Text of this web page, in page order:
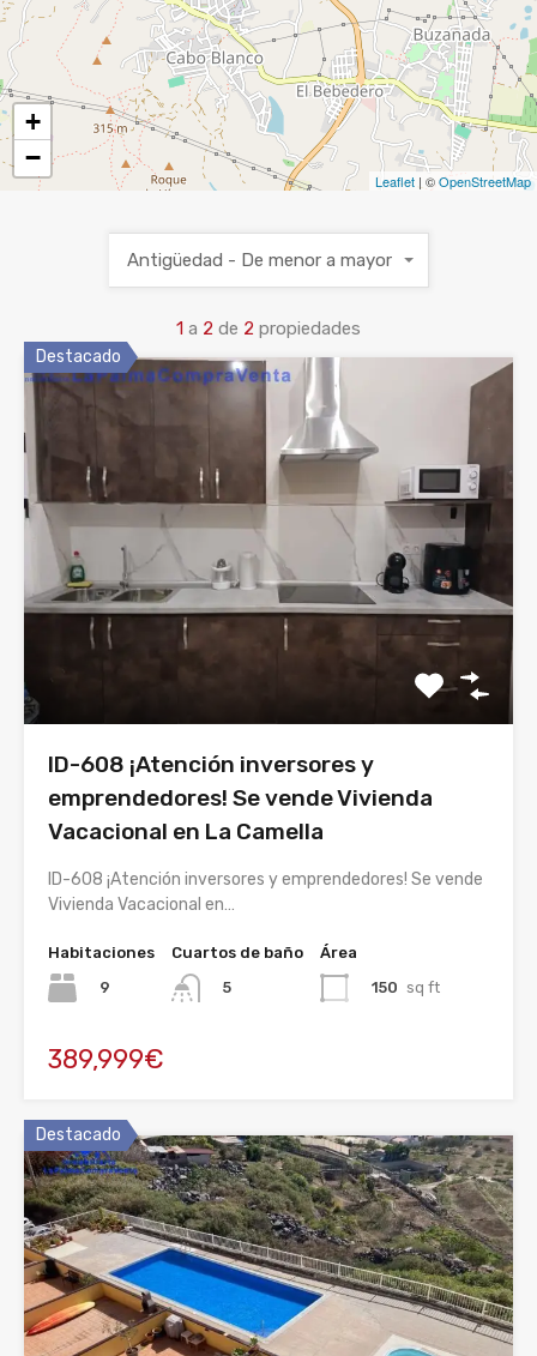
+
−
Leaflet | ©OpenStreetMap
1 a 2 de 2 propiedades
Antigüedad - De menor a mayor
Destacado
ID-608 ¡Atención inversores y
emprendedores! Se vende Vivienda
Vacacional en La Camella
ID-608 ¡Atención inversores y emprendedores! Se vende
Vivienda Vacacional en…
Habitaciones
9
Cuartos de baño
5
Área
150 sq ft
389,999€
Destacado